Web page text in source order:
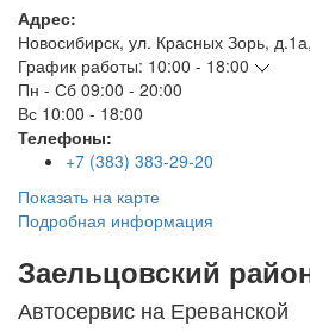
Адрес:
Новосибирск, ул. Красных Зорь,
График работы: 10:00 - 18:00
Пн - Сб 09:00 - 20:00
Вс 10:00 - 18:00
Телефоны:
+7 (383) 383-29-20
Показать на карте
Подробная информация
Заельцовский
Автосервис на Ереванской